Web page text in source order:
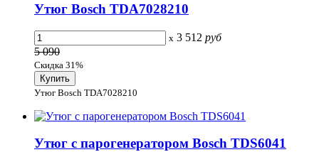
Утюг Bosch TDA7028210
x 3 512 руб
5 090
Скидка 31%
Утюг Bosch TDA7028210
Утюг с парогенератором Bosch TDS6041